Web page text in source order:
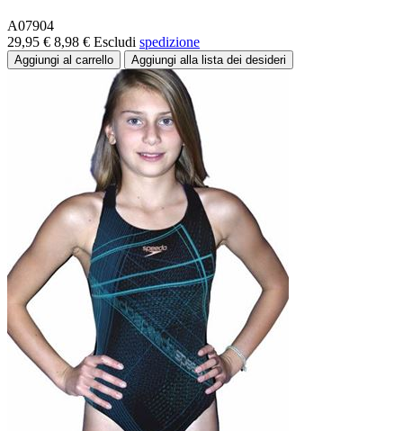
A07904
29,95 € 8,98 € Escludi spedizione